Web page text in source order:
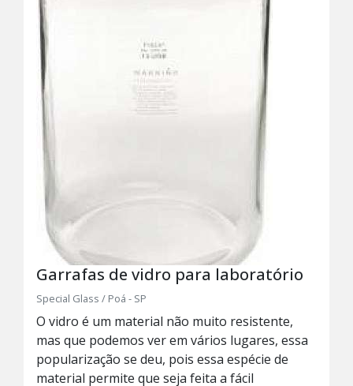
Garrafas de vidro para laboratório
Special Glass / Poá - SP
O vidro é um material não muito resistente,
mas que podemos ver em vários lugares, essa
popularização se deu, pois essa espécie de
material permite que seja feita a fácil